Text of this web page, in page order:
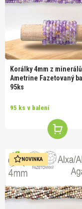
Korálky 4mm z minerálů
Ametrine Fazetovaný
95ks
95 ks v balení
NOVINKA